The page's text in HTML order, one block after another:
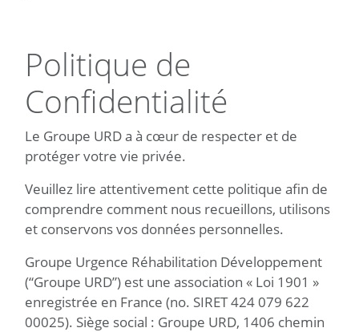
Politique de
Confidentialité
Le Groupe URD a à cœur de respecter et de
protéger votre vie privée.
Veuillez lire attentivement cette politique afin de
comprendre comment nous recueillons, utilisons
et conservons vos données personnelles.
Groupe Urgence Réhabilitation Développement
(“Groupe URD”) est une association « Loi 1901 »
enregistrée en France (no. SIRET 424 079 622
00025). Siège social : Groupe URD, 1406 chemin